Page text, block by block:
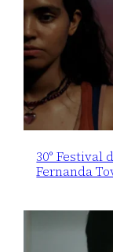
30° Festival
Fernanda